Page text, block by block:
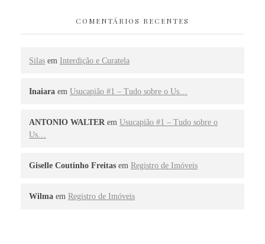
COMENTÁRIOS RECENTES
Silas em Interdição e Curatela
Inaiara em Usucapião #1 – Tudo sobre o Us…
ANTONIO WALTER em Usucapião #1 – Tudo sobre o
Us…
Giselle Coutinho Freitas em Registro de Imóveis
Wilma em Registro de Imóveis